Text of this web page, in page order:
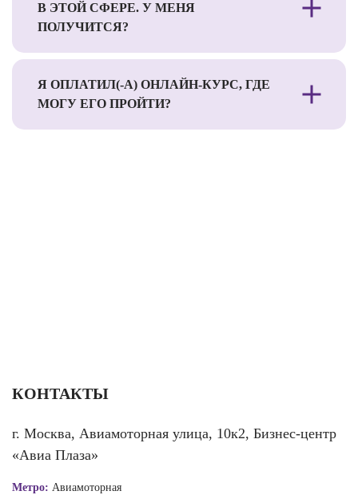
В ЭТОЙ СФЕРЕ. У МЕНЯ
ПОЛУЧИТСЯ?
Я ОПЛАТИЛ(-А) ОНЛАЙН-КУРС, ГДЕ
МОГУ ЕГО ПРОЙТИ?
КОНТАКТЫ
г. Москва, Авиамоторная улица, 10к2, Бизнес-центр
«Авиа Плаза»
Метро: Авиамоторная